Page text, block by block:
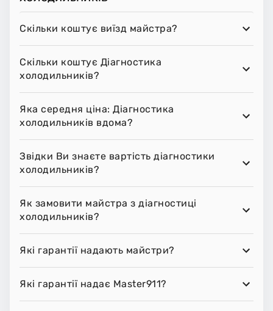
Скільки коштує виїзд майстра?
Скільки коштує Діагностика
холодильників?
Яка середня ціна: Діагностика
холодильників вдома?
Звідки Ви знаєте вартість діагностики
холодильників?
Як замовити майстра з діагностиці
холодильників?
Які гарантії надають майстри?
Які гарантії надає Master911?